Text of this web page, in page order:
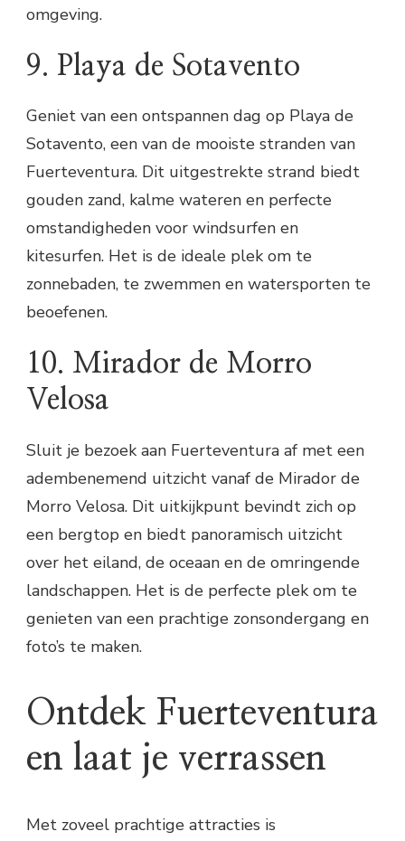
omgeving.
9. Playa de Sotavento
Geniet van een ontspannen dag op Playa de
Sotavento, een van de mooiste stranden van
Fuerteventura. Dit uitgestrekte strand biedt
gouden zand, kalme wateren en perfecte
omstandigheden voor windsurfen en
kitesurfen. Het is de ideale plek om te
zonnebaden, te zwemmen en watersporten te
beoefenen.
10. Mirador de Morro
Velosa
Sluit je bezoek aan Fuerteventura af met een
adembenemend uitzicht vanaf de Mirador de
Morro Velosa. Dit uitkijkpunt bevindt zich op
een bergtop en biedt panoramisch uitzicht
over het eiland, de oceaan en de omringende
landschappen. Het is de perfecte plek om te
genieten van een prachtige zonsondergang en
foto’s te maken.
Ontdek Fuerteventura
en laat je verrassen
Met zoveel prachtige attracties is